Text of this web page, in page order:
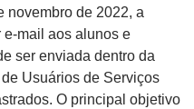
novembro de 2022, a
mail aos alunos e
ser enviada dentro da
Usuários de Serviços
O principal objetivo